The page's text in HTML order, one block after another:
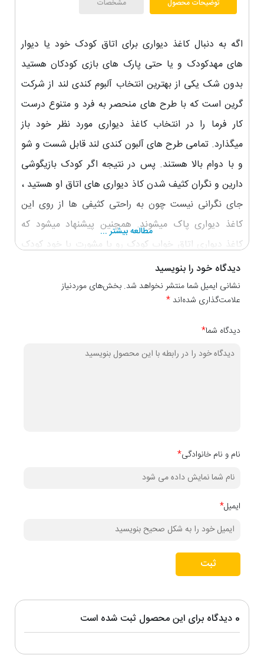
توضیحات محصول مشخصات
اگه به دنبال کاغذ دیواری برای اتاق کودک خود یا دیوار
های مهدکودک و یا حتی پارک های بازی کودکان هستید
بدون شک یکی از بهترین انتخاب آلبوم کندی لند از شرکت
گرین است که با طرح های منحصر به فرد و متنوع درست
کار فرما را در انتخاب کاغذ دیواری مورد نظر خود باز
میگذارد. تمامی طرح های آلبون کندی لند قابل شست و شو
و با دوام بالا هستند. پس در نتیجه اگر کودک بازیگوشی
دارین و نگران کثیف شدن کاذ دیواری های اتاق او هستید ،
جای نگرانی نیست چون به راحتی کثیفی ها از روی این
کاغذ دیواری پاک میشوند. همچنین پیشنهاد میشود که
کاغذ دیواری اتاق خواب کودک رو با مشورت با خود کودک
بگیرید تا او هم از اتاق خوابش لذت ببرد.
مطالعه بیشتر ...
0 دیدگاه برای این محصول ثبت شده است
دیدگاه خود را بنویسید
نشانی ایمیل شما منتشر نخواهد شد. بخش‌های موردنیاز
علامت‌گذاری شده‌اند*
دیدگاه شما*
نام و نام خانوادگی*
ایمیل*
ثبت